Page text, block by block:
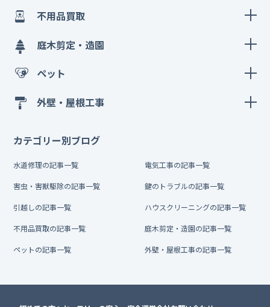
不用品買取
庭木剪定・造園
ペット
外壁・屋根工事
カテゴリー別ブログ
水道修理の記事一覧 電気工事の記事一覧
害虫・害獣駆除の記事一覧 鍵のトラブルの記事一覧
引越しの記事一覧 ハウスクリーニングの記事一覧
不用品買取の記事一覧 庭木剪定・造園の記事一覧
ペットの記事一覧 外壁・屋根工事の記事一覧